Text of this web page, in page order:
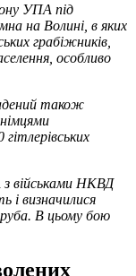
УПА під
на Волині, в яких
грабіжників,
особливо
також
німцями
з військами НКВД
і визначилися
В цьому бою